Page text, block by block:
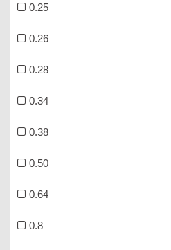
0.25
0.26
0.28
0.34
0.38
0.50
0.64
0.8